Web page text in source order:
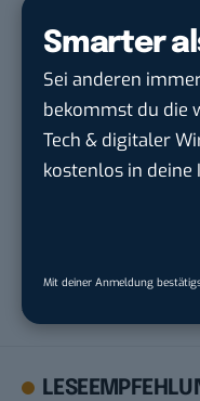
Smarter
Sei anderen
bekommst du die
Tech & digitaler
kostenlos in deine
Mit deiner Anmeldung
Bonn, liebt das
Artikel auf BASIC thinking